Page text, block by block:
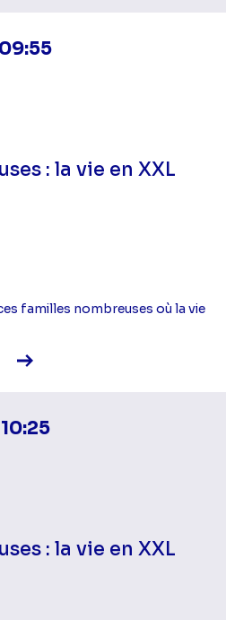
09:55
: la vie en XXL
familles nombreuses où la vie
Voir la fiche diffusion
10:25
: la vie en XXL